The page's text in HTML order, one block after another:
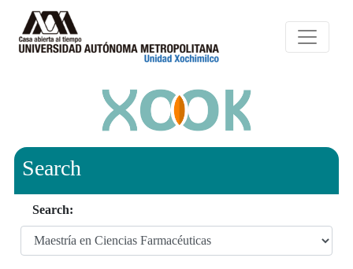
Search
Search: